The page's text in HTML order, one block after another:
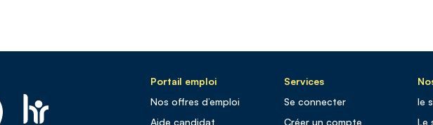
Portail emploi
Nos offres d’emploi
Aide candidat
Services
Se connecter
Créer un compte
le
Le